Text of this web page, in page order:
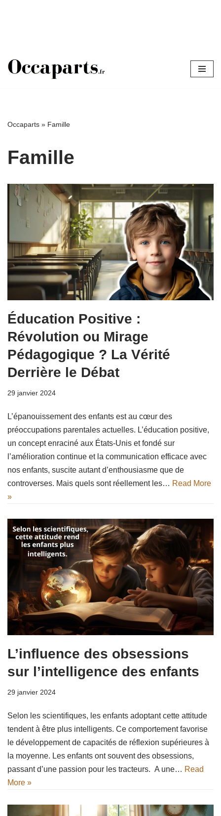
Occaparts » Famille
Famille
Éducation Positive :
Révolution ou Mirage
Pédagogique ? La Vérité
Derrière le Débat
29 janvier 2024
L’épanouissement des enfants est au cœur des
préoccupations parentales actuelles. L’éducation positive,
un concept enraciné aux États-Unis et fondé sur
l’amélioration continue et la communication efficace avec
nos enfants, suscite autant d’enthousiasme que de
controverses. Mais quels sont réellement les… Read More
»
L’influence des obsessions
sur l’intelligence des enfants
29 janvier 2024
Selon les scientifiques, les enfants adoptant cette attitude
tendent à être plus intelligents. Ce comportement favorise
le développement de capacités de réflexion supérieures à
la moyenne. Les enfants ont souvent des obsessions,
passant d’une passion pour les tracteurs. A une… Read
More »